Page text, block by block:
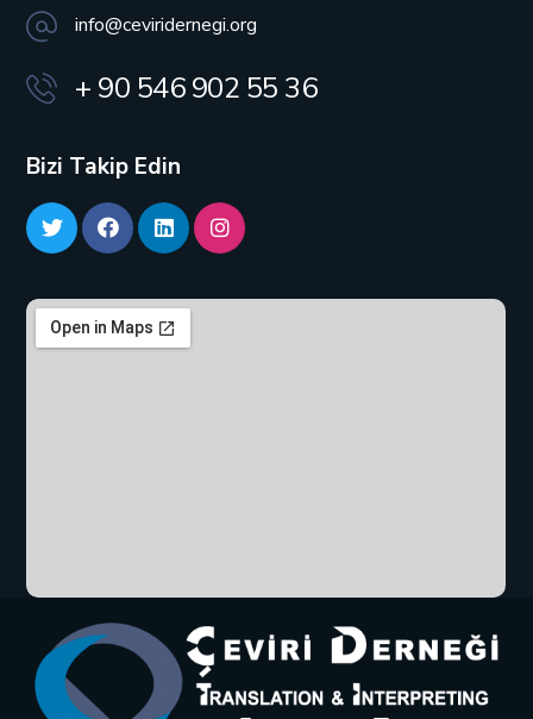
info@ceviridernegi.org
+ 90 546 902 55 36
Bizi Takip Edin